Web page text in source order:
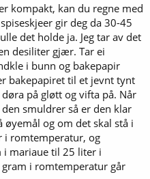
kompakt, kan du regne med
gir deg da 30-45
det holde ja. Jeg tar av det
desiliter gjær. Tar ei
i bunn og bakepapir
bakepapiret til et jevnt tynt
på gløtt og vifta på. Når
smuldrer så er den klar
øyemål og om det skal stå i
i romtemperatur, og
i mariaue til 25 liter i
i romtemperatur går